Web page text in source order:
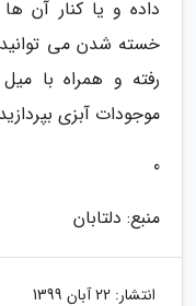
داده و یا کنار آن
خسته شدن می توانید
رفته و همراه با
موجودات آبزی
0
منبع: دلتابان
انتشار: 22 آبان 1399